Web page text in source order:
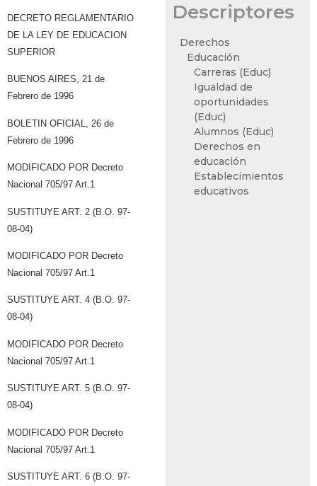
DECRETO REGLAMENTARIO
DE LA LEY DE EDUCACION
SUPERIOR
BUENOS AIRES, 21 de
Febrero de 1996
BOLETIN OFICIAL, 26 de
Febrero de 1996
MODIFICADO POR Decreto
Nacional 705/97 Art.1
SUSTITUYE ART. 2 (B.O. 97-
08-04)
MODIFICADO POR Decreto
Nacional 705/97 Art.1
SUSTITUYE ART. 4 (B.O. 97-
08-04)
MODIFICADO POR Decreto
Nacional 705/97 Art.1
SUSTITUYE ART. 5 (B.O. 97-
08-04)
MODIFICADO POR Decreto
Nacional 705/97 Art.1
SUSTITUYE ART. 6 (B.O. 97-
Descriptores
Derechos
Educación
Carreras (Educ)
Igualdad de
oportunidades
(Educ)
Alumnos (Educ)
Derechos en
educación
Establecimientos
educativos